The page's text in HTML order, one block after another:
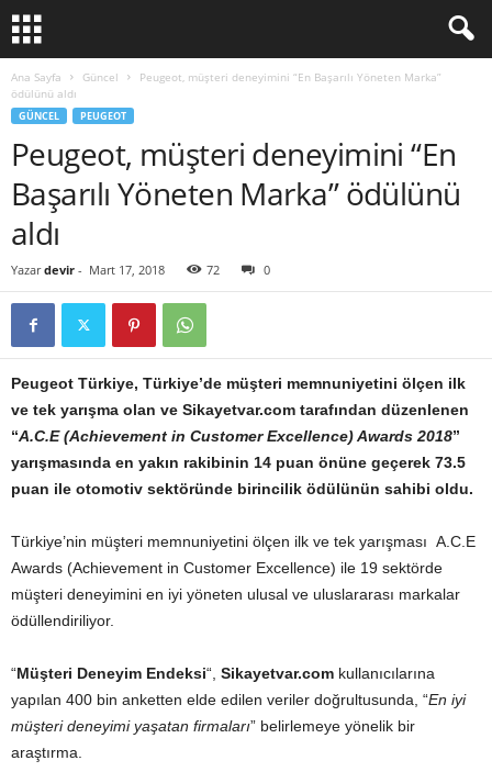
Ana Sayfa Güncel
Peugeot, müşteri deneyimini “En Başarılı Yöneten Marka”
ödülünü aldı
GÜNCEL PEUGEOT
Peugeot, müşteri deneyimini “En
Başarılı Yöneten Marka” ödülünü
aldı
Yazar devir - Mart 17, 2018 72 0
Peugeot Türkiye, Türkiye’de müşteri memnuniyetini ölçen ilk
ve tek yarışma olan ve Sikayetvar.com tarafından düzenlenen
“A.C.E (Achievement in Customer Excellence) Awards 2018”
yarışmasında en yakın rakibinin 14 puan önüne geçerek 73.5
puan ile otomotiv sektöründe birincilik ödülünün sahibi oldu.
Türkiye’nin müşteri memnuniyetini ölçen ilk ve tek yarışması A.C.E
Awards (Achievement in Customer Excellence) ile 19 sektörde
müşteri deneyimini en iyi yöneten ulusal ve uluslararası markalar
ödüllendiriliyor.
“Müşteri Deneyim Endeksi“, Sikayetvar.com kullanıcılarına
yapılan 400 bin anketten elde edilen veriler doğrultusunda, “En iyi
müşteri deneyimi yaşatan firmaları” belirlemeye yönelik bir
araştırma.